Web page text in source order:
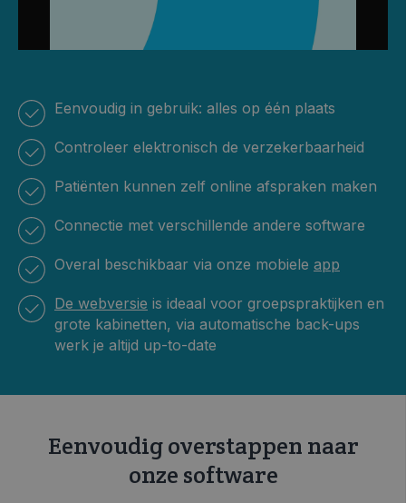
Eenvoudig in gebruik: alles op één plaats
Controleer elektronisch de verzekerbaarheid
Patiënten kunnen zelf online afspraken maken
Connectie met verschillende andere software
Overal beschikbaar via onze mobiele app
De webversie is ideaal voor groepspraktijken en
grote kabinetten, via automatische back-ups
werk je altijd up-to-date
Eenvoudig overstappen naar
onze software